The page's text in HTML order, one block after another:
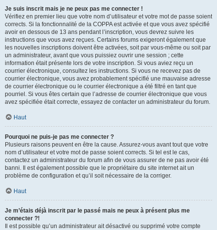
Je suis inscrit mais je ne peux pas me connecter !
Vérifiez en premier lieu que votre nom d’utilisateur et votre mot de passe soient
corrects. Si la fonctionnalité de la COPPA est activée et que vous avez spécifié
avoir en dessous de 13 ans pendant l’inscription, vous devrez suivre les
instructions que vous avez reçues. Certains forums exigeront également que
les nouvelles inscriptions doivent être activées, soit par vous-même ou soit par
un administrateur, avant que vous puissiez ouvrir une session ; cette
information était présente lors de votre inscription. Si vous aviez reçu un
courrier électronique, consultez les instructions. Si vous ne recevez pas de
courrier électronique, vous avez probablement spécifié une mauvaise adresse
de courrier électronique ou le courrier électronique a été filtré en tant que
pourriel. Si vous êtes certain que l’adresse de courrier électronique que vous
avez spécifiée était correcte, essayez de contacter un administrateur du forum.
Haut
Pourquoi ne puis-je pas me connecter ?
Plusieurs raisons peuvent en être la cause. Assurez-vous avant tout que votre
nom d’utilisateur et votre mot de passe soient corrects. Si tel est le cas,
contactez un administrateur du forum afin de vous assurer de ne pas avoir été
banni. Il est également possible que le propriétaire du site internet ait un
problème de configuration et qu’il soit nécessaire de la corriger.
Haut
Je m’étais déjà inscrit par le passé mais ne peux à présent plus me
connecter ?!
Il est possible qu’un administrateur ait désactivé ou supprimé votre compte